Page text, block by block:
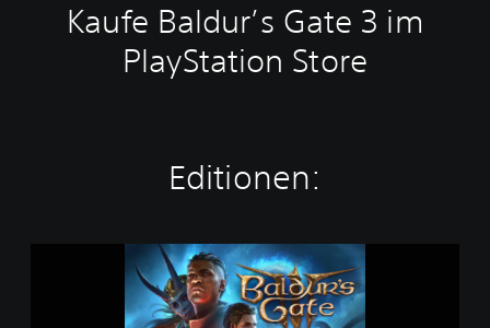
Kaufe Baldur’s Gate 3 im
PlayStation Store
Editionen: